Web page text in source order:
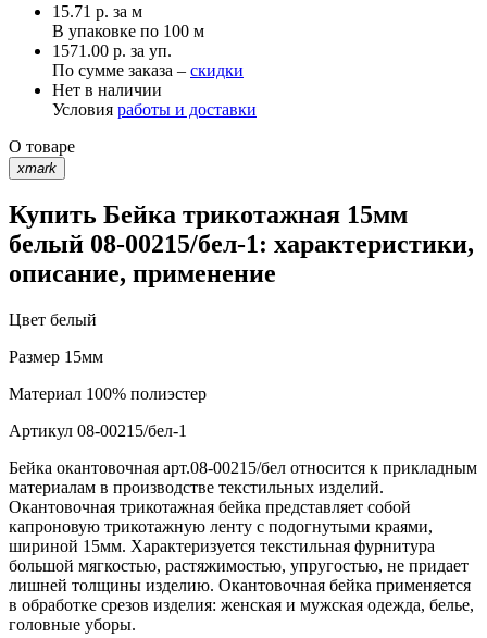
15.71 р. за м
В упаковке по 100 м
1571.00 р. за уп.
По сумме заказа – скидки
Нет в наличии
Условия работы и доставки
О товаре
xmark
Купить Бейка трикотажная 15мм
белый 08-00215/бел-1: характеристики,
описание, применение
Цвет белый
Размер 15мм
Материал 100% полиэстер
Артикул 08-00215/бел-1
Бейка окантовочная арт.08-00215/бел относится к прикладным
материалам в производстве текстильных изделий.
Окантовочная трикотажная бейка представляет собой
капроновую трикотажную ленту с подогнутыми краями,
шириной 15мм. Характеризуется текстильная фурнитура
большой мягкостью, растяжимостью, упругостью, не придает
лишней толщины изделию. Окантовочная бейка применяется
в обработке срезов изделия: женская и мужская одежда, белье,
головные уборы.